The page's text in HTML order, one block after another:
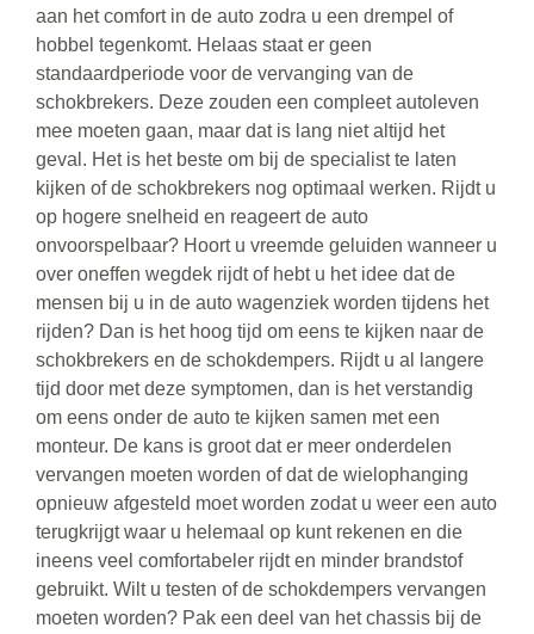
aan het comfort in de auto zodra u een drempel of
hobbel tegenkomt. Helaas staat er geen
standaardperiode voor de vervanging van de
schokbrekers. Deze zouden een compleet autoleven
mee moeten gaan, maar dat is lang niet altijd het
geval. Het is het beste om bij de specialist te laten
kijken of de schokbrekers nog optimaal werken. Rijdt u
op hogere snelheid en reageert de auto
onvoorspelbaar? Hoort u vreemde geluiden wanneer u
over oneffen wegdek rijdt of hebt u het idee dat de
mensen bij u in de auto wagenziek worden tijdens het
rijden? Dan is het hoog tijd om eens te kijken naar de
schokbrekers en de schokdempers. Rijdt u al langere
tijd door met deze symptomen, dan is het verstandig
om eens onder de auto te kijken samen met een
monteur. De kans is groot dat er meer onderdelen
vervangen moeten worden of dat de wielophanging
opnieuw afgesteld moet worden zodat u weer een auto
terugkrijgt waar u helemaal op kunt rekenen en die
ineens veel comfortabeler rijdt en minder brandstof
gebruikt. Wilt u testen of de schokdempers vervangen
moeten worden? Pak een deel van het chassis bij de